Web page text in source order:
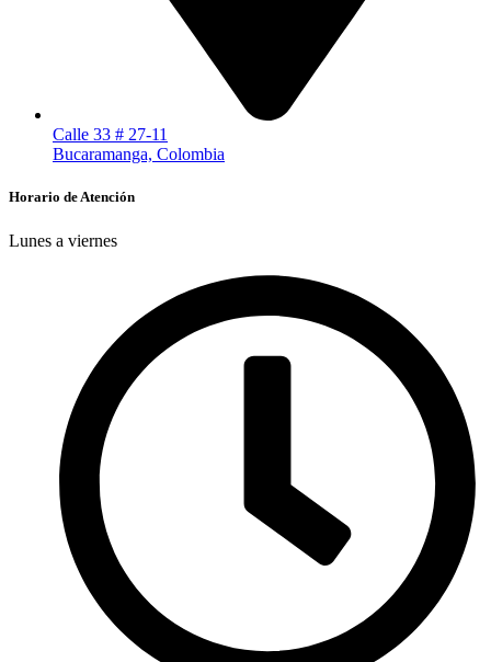
Calle 33 # 27-11
Bucaramanga, Colombia
Horario de Atención
Lunes a viernes